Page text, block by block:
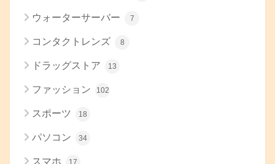
ウォーターサーバー 7
コンタクトレンズ 8
ドラッグストア 13
ファッション 102
スポーツ 18
パソコン 34
スマホ 17